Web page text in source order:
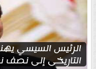
الرئيس السيسي
التاريخي إلى نصف